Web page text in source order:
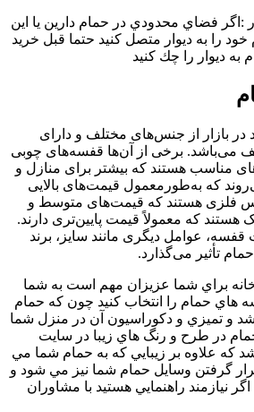
:اگر فضاي محدودي در حمام دارين يا اين
را به ديوار متصل كنيد حتما قبل خريد
ديوار را چك كنيد
بازار از جنس‌های مختلف و دارای
می‌باشد. برخی از آن‌ها قفسه‌های چوبی
مناسب هستند که بیشتر برای منازل و
که به‌طورمعمول قیمت‌های بالایی
فلزی هستند که قیمت‌های متوسط و
هستند که معمولاً قیمت پایین‌تری دارند.
عوامل دیگری مانند سایز، برند
تأثیر می‌گذارد.
خانه براي شما عزيزان مهم است به شما
هاي حمام را انتخاب كنيد چون كه حمام
و تميزي و دكوراسيون آن در منزل شما
در طرح و رنگ هاي زيبا در سايت
كه علاوه بر زيبايي كه به حمام شما مي
گرفتن وسايل حمام شما نيز مي شود و
راهنمايي هستيد با مشاوران